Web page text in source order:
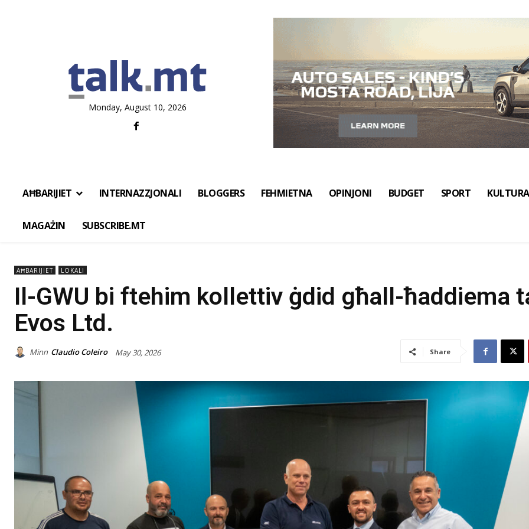
Monday, August 10, 2026
AĦBARIJIET INTERNAZZJONALI BLOGGERS FEHMIETNA OPINJONI BUDGET SPORT KULTURA
MAGAŻIN SUBSCRIBE.MT
AĦBARIJIET LOKALI
Il-GWU bi ftehim kollettiv ġdid għall-ħaddiema
Evos Ltd.
Minn Claudio Coleiro May 30, 2026 Share